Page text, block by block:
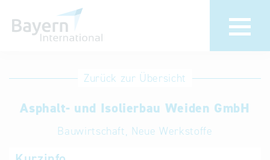
Anmeldung
Unternehmen
Eintrag
löschen
Aktualisieren
Zurück zur Übersicht
Asphalt- und Isolierbau Weiden GmbH
Bauwirtschaft, Neue Werkstoffe